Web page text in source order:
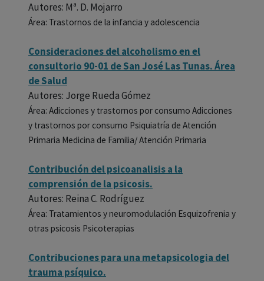
Autores: Mª. D. Mojarro
Área: Trastornos de la infancia y adolescencia
Consideraciones del alcoholismo en el
consultorio 90-01 de San José Las Tunas. Área
de Salud
Autores: Jorge Rueda Gómez
Área: Adicciones y trastornos por consumo Adicciones
y trastornos por consumo Psiquiatría de Atención
Primaria Medicina de Familia/ Atención Primaria
Contribución del psicoanalisis a la
comprensión de la psicosis.
Autores: Reina C. Rodríguez
Área: Tratamientos y neuromodulación Esquizofrenia y
otras psicosis Psicoterapias
Contribuciones para una metapsicologia del
trauma psíquico.